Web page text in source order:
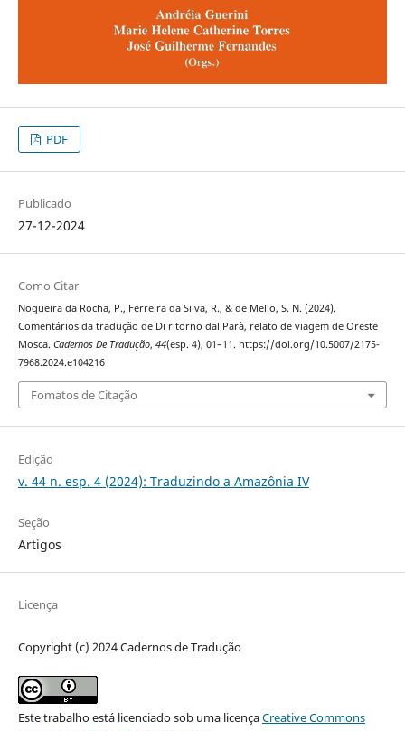
PDF
Publicado
27-12-2024
Como Citar
Nogueira da Rocha, P., Ferreira da Silva, R., & de Mello, S. N. (2024).
Comentários da tradução de Di ritorno dal Parà, relato de viagem de Oreste
Mosca. Cadernos De Tradução, 44(esp. 4), 01–11. https://doi.org/10.5007/2175-
7968.2024.e104216
Fomatos de Citação
Edição
v. 44 n. esp. 4 (2024): Traduzindo a Amazônia IV
Seção
Artigos
Licença
Copyright (c) 2024 Cadernos de Tradução
Este trabalho está licenciado sob uma licençaCreative Commons